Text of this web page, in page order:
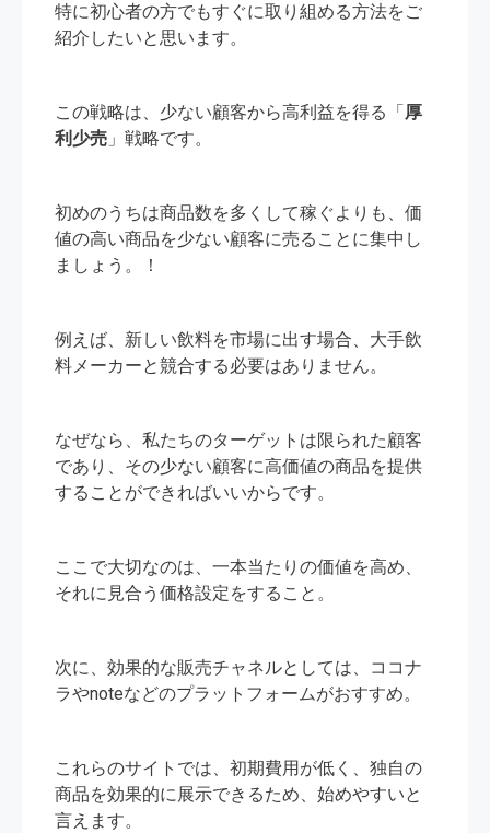
特に初心者の方でもすぐに取り組める方法をご
紹介したいと思います。
この戦略は、少ない顧客から高利益を得る「厚
利少売 」戦略です。
初めのうちは商品数を多くして稼ぐよりも、価
値の高い商品を少ない顧客に売ることに集中し
ましょう。！
例えば、新しい飲料を市場に出す場合、大手飲
料メーカーと競合する必要はありません。
なぜなら、私たちのターゲットは限られた顧客
であり、その少ない顧客に高価値の商品を提供
することができればいいからです。
ここで大切なのは、一本当たりの価値を高め、
それに見合う価格設定をすること。
次に、効果的な販売チャネルとしては、ココナ
ラやnoteなどのプラットフォームがおすすめ。
これらのサイトでは、初期費用が低く、独自の
商品を効果的に展示できるため、始めやすいと
言えます。